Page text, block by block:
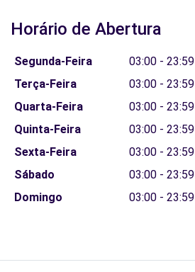
Horário de Abertura
Segunda-Feira
03:00 - 23:59
Terça-Feira
03:00 - 23:59
Quarta-Feira
03:00 - 23:59
Quinta-Feira
03:00 - 23:59
Sexta-Feira
03:00 - 23:59
Sábado
03:00 - 23:59
Domingo
03:00 - 23:59